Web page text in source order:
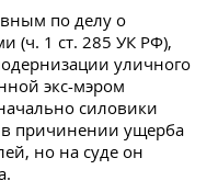
по делу о
(ч. 1 ст. 285 УК РФ),
уличного
экс-мэром
силовики
причинении ущерба
но на суде он